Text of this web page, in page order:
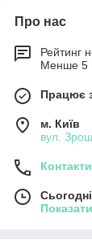
Про нас
Рейтинг
Менше 5
Працює
м. Київ
вул.
Контакти